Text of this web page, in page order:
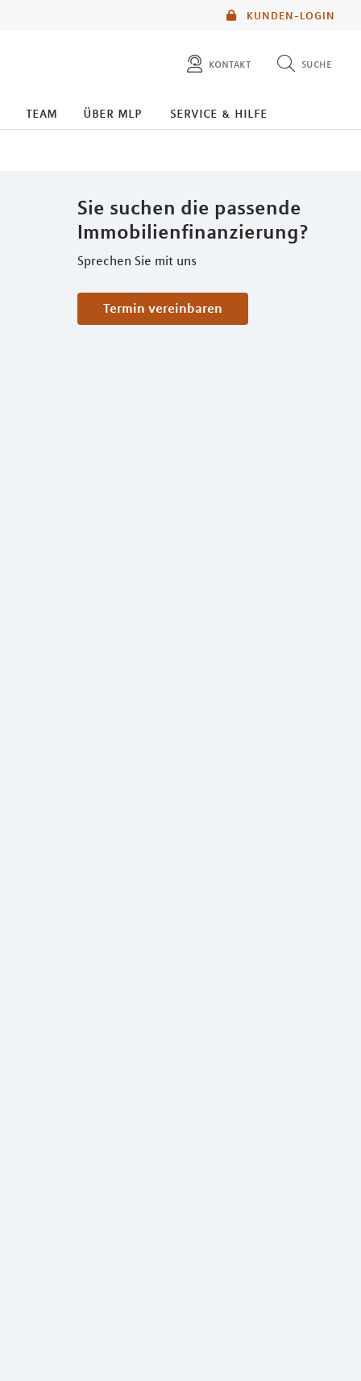
KUNDEN-LOGIN
kontakt suche
diese website durchsuchen
team über mlp service & hilfe
Sie suchen die passende
Immobilienfinanzierung?
Sprechen Sie mit uns
Termin vereinbaren